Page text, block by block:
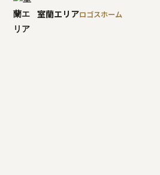
室蘭エリアロゴスホーム